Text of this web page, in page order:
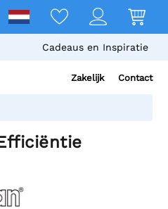
Cadeaus en Inspiratie
Zakelijk Contact